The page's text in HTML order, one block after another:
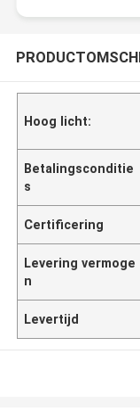
Hoog licht:
Betalingsconditie
s
Certificering
Levering vermoge
n
Levertijd